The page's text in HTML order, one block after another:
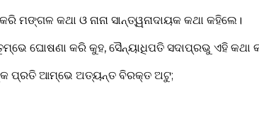
ମଙ୍ଗଳ କଥା ଓ ନାନା ସାନ୍ତ୍ୱନାଦାୟକ କଥା କହିଲେ।
ଘୋଷଣା କରି କୁହ, ସୈନ୍ୟାଧିପତି ସଦାପ୍ରଭୁ ଏହି କଥା
ପ୍ରତି ଆମ୍ଭେ ଅତ୍ୟନ୍ତ ବିରକ୍ତ ଅଟୁ;